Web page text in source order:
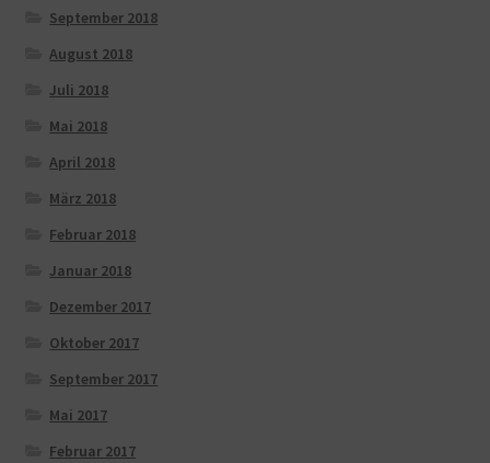
September 2018
August 2018
Juli 2018
Mai 2018
April 2018
März 2018
Februar 2018
Januar 2018
Dezember 2017
Oktober 2017
September 2017
Mai 2017
Februar 2017